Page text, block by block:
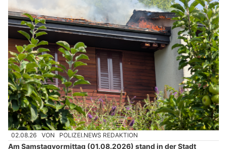
02.08.26 VON POLIZEI.NEWS REDAKTION
Am Samstagvormittag (01.08.2026) stand in der Stadt